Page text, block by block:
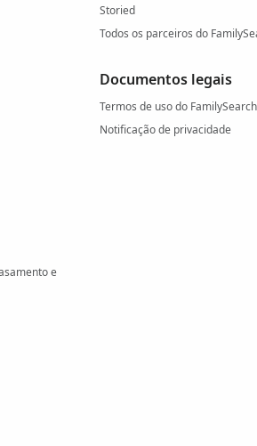
e
Storied
Todos os parceiros do
Documentos legais
Termos de uso do FamilySearch
Notificação de privacidade